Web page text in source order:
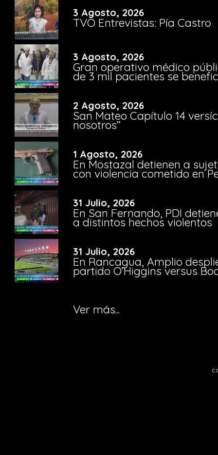
3 Agosto, 2026
TVO Entrevistas: Pía Castro
3 Agosto, 2026
Gran operativo médico
de 3 mil pacientes se
2 Agosto, 2026
San Mateo Capítulo 14
nosotros”
1 Agosto, 2026
En Mostazal detienen a
con violencia cometido en
31 Julio, 2026
En San Fernando, PDI
a distintos hechos violentos
31 Julio, 2026
En Rancagua, Amplio
partido O’Higgins versus
Ver más...